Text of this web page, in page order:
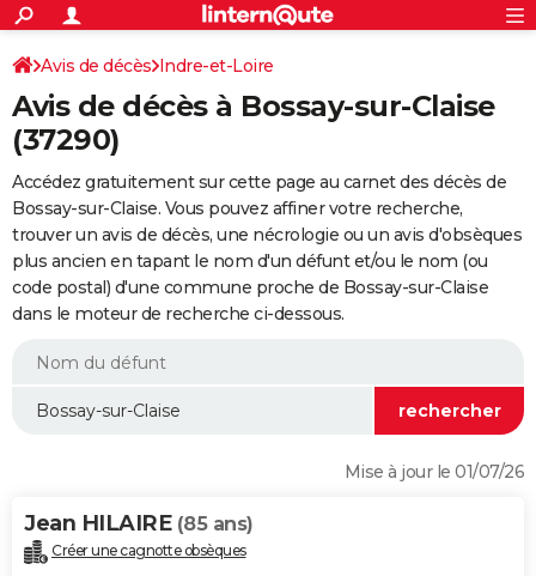
ACTUALITÉS
Politique
Société
Faits Divers
Education
Monde
Villes
+
SPORT
Coupe du monde 2026
Football
Tennis
Cyclisme
Rugby
Forum
FINANCE
Retraite
Impôts
Epargne
Immobilier
Risques naturels par ville
Banque
Assurance
Crédit
Essais
Réserver un essai
Citadines
Berlines
SUV
Forum auto
+
HIGH-TECH
Mobiles
Meilleur smartphone
Internet
Ordinateurs
Jeux vidéo
Guide high-tech
+
BRICOLAGE
Forum
Aménagement intérieur
Extérieur
Cuisine
Salle de bains
Jardinage
Rangement
WEEK-END
Guides de France
Escapades
Patrimoine
Expositions
Musées
Week-end nature
LIFESTYLE
Alimentation
Guide de la santé
Maladies
Médicaments
Sommeil
VOYAGE
Destinations
City break
Voyage nature
Voyage de noces
Forum
Climat
+PHOTO
S'inscrire
Connexion
Avis de décès Indre-et-Loire
Avis de décès à Bossay-sur-Claise
(37290)
Accédez gratuitement sur cette page au carnet des décès de
Bossay-sur-Claise. Vous pouvez affiner votre recherche,
trouver un avis de décès, une nécrologie ou un avis d'obsèques
plus ancien en tapant le nom d'un défunt et/ou le nom (ou
code postal) d'une commune proche de Bossay-sur-Claise
dans le moteur de recherche ci-dessous.
Mise à jour le 01/07/26
Jean HILAIRE (85 ans)
Créer une cagnotte obsèques